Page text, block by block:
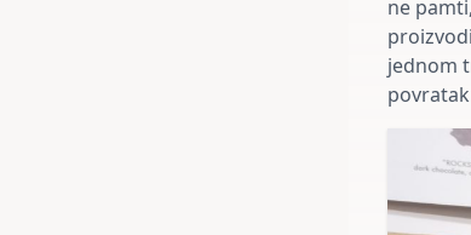
ne
jednom